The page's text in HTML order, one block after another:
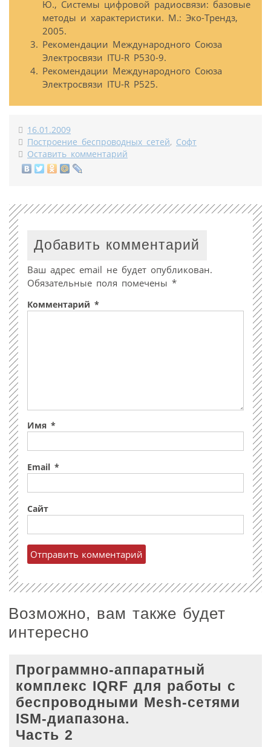
Ю., Системы цифровой радиосвязи: базовые
методы и характеристики. М.: Эко-Трендз,
2005.
Рекомендации Международного Союза
Электросвязи ITU-R P530-9.
Рекомендации Международного Союза
Электросвязи ITU-R P525.
16.01.2009
Построение беспроводных сетей, Софт
Оставить комментарий
Добавить комментарий
Ваш адрес email не будет опубликован.
Обязательные поля помечены *
Комментарий *
Имя *
Email *
Сайт
Возможно, вам также будет
интересно
Программно-аппаратный
комплекс IQRF для работы с
беспроводными Mesh-сетями
ISM-диапазона.
Часть 2